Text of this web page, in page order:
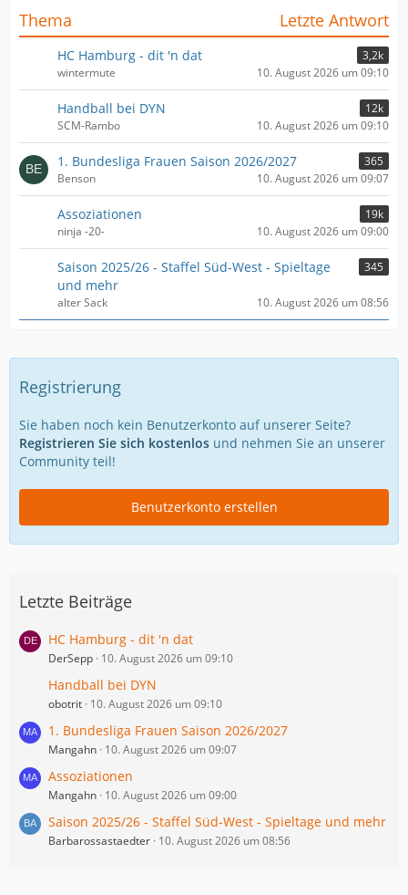
Thema Letzte Antwort
HC Hamburg - dit 'n dat
3,2k
wintermute
10. August 2026 um 09:10
Handball bei DYN
12k
SCM-Rambo
10. August 2026 um 09:10
1. Bundesliga Frauen Saison 2026/2027
365
Benson
10. August 2026 um 09:07
Assoziationen
19k
ninja -20-
10. August 2026 um 09:00
Saison 2025/26 - Staffel Süd-West - Spieltage
und mehr
345
alter Sack 10. August 2026 um 08:56
Registrierung
Sie haben noch kein Benutzerkonto auf unserer Seite?
Registrieren Sie sich kostenlos und nehmen Sie an unserer
Community teil!
Benutzerkonto erstellen
Letzte Beiträge
HC Hamburg - dit 'n dat
DerSepp 10. August 2026 um 09:10
Handball bei DYN
obotrit 10. August 2026 um 09:10
1. Bundesliga Frauen Saison 2026/2027
Mangahn 10. August 2026 um 09:07
Assoziationen
Mangahn 10. August 2026 um 09:00
Saison 2025/26 - Staffel Süd-West - Spieltage und mehr
Barbarossastaedter 10. August 2026 um 08:56